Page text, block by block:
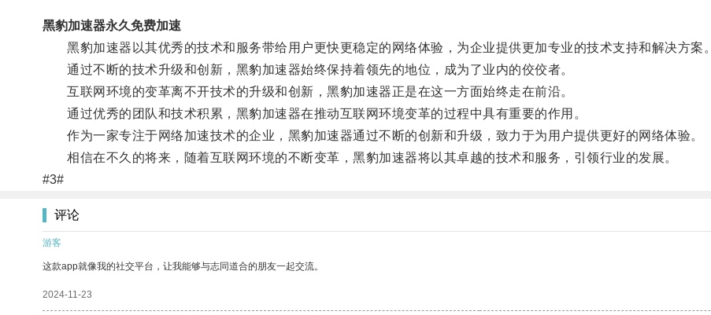
黑豹加速器永久免费加速
黑豹加速器以其优秀的技术和服务带给用户更快更稳定的网络体验，为企业提供更加专业的技术支持和解决方案。
通过不断的技术升级和创新，黑豹加速器始终保持着领先的地位，成为了业内的佼佼者。
互联网环境的变革离不开技术的升级和创新，黑豹加速器正是在这一方面始终走在前沿。
通过优秀的团队和技术积累，黑豹加速器在推动互联网环境变革的过程中具有重要的作用。
作为一家专注于网络加速技术的企业，黑豹加速器通过不断的创新和升级，致力于为用户提供更好的网络体验。
相信在不久的将来，随着互联网环境的不断变革，黑豹加速器将以其卓越的技术和服务，引领行业的发展。
#3#
评论
游客
这款app就像我的社交平台，让我能够与志同道合的朋友一起交流。
2024-11-23